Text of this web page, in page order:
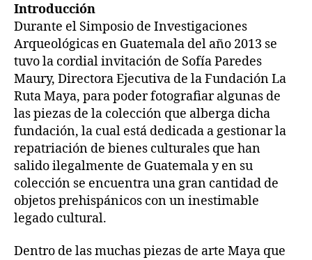
Introducción
Durante el Simposio de Investigaciones
Arqueológicas en Guatemala del año 2013 se
tuvo la cordial invitación de Sofía Paredes
Maury, Directora Ejecutiva de la Fundación La
Ruta Maya, para poder fotografiar algunas de
las piezas de la colección que alberga dicha
fundación, la cual está dedicada a gestionar la
repatriación de bienes culturales que han
salido ilegalmente de Guatemala y en su
colección se encuentra una gran cantidad de
objetos prehispánicos con un inestimable
legado cultural.
Dentro de las muchas piezas de arte Maya que